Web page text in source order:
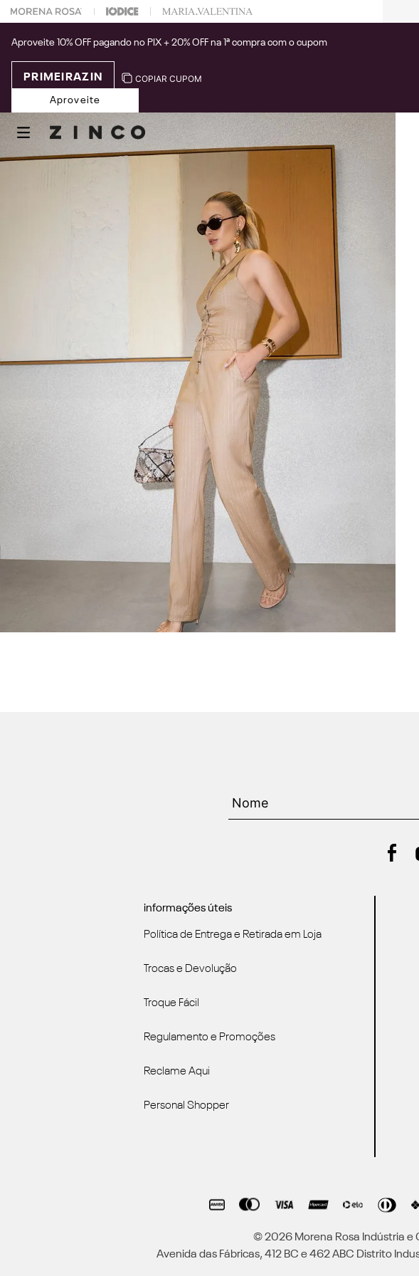
na sua 1° compra usando o cupom: PRIMEIRAZIN
Aproveite 10% OFF pagando no PIX + 20% OFF na 1ª compra com o cupom
PRIMEIRAZIN COPIAR CUPOM
Aproveite
informações úteis
Política de Entrega e Retirada em Loja
Trocas e Devolução
Troque Fácil
Regulamento e Promoções
Reclame Aqui
Personal Shopper
© 2026 Morena Rosa Indústria e
Avenida das Fábricas, 412 BC e 462 ABC Distrito